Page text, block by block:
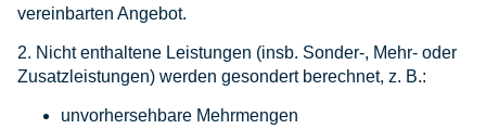
vereinbarten Angebot.
2. Nicht enthaltene Leistungen (insb. Sonder-, Mehr- oder
Zusatzleistungen) werden gesondert berechnet, z. B.:
unvorhersehbare Mehrmengen